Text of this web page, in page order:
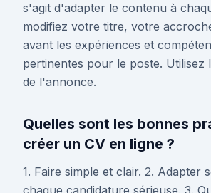
s'agit d'adapter le contenu à
modifiez votre titre, votre
avant les expériences et
pertinentes pour le poste. Utilisez
de l'annonce.
Quelles sont les bonnes
créer un CV en ligne ?
1. Faire simple et clair. 2. Adapter
chaque candidature sérieuse. 3.